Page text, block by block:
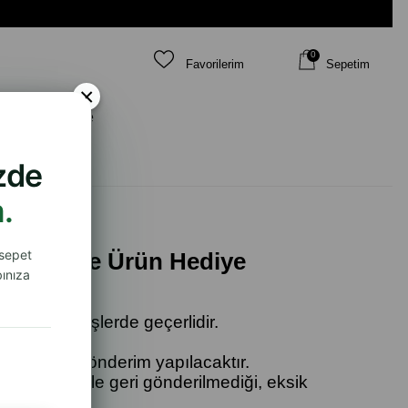
Favorilerim Sepetim
0
Göre
Ürün Hediye
siparişlerde geçerlidir.
göre gönderim yapılacaktır.
iade ürün ile geri gönderilmediği, eksik
×